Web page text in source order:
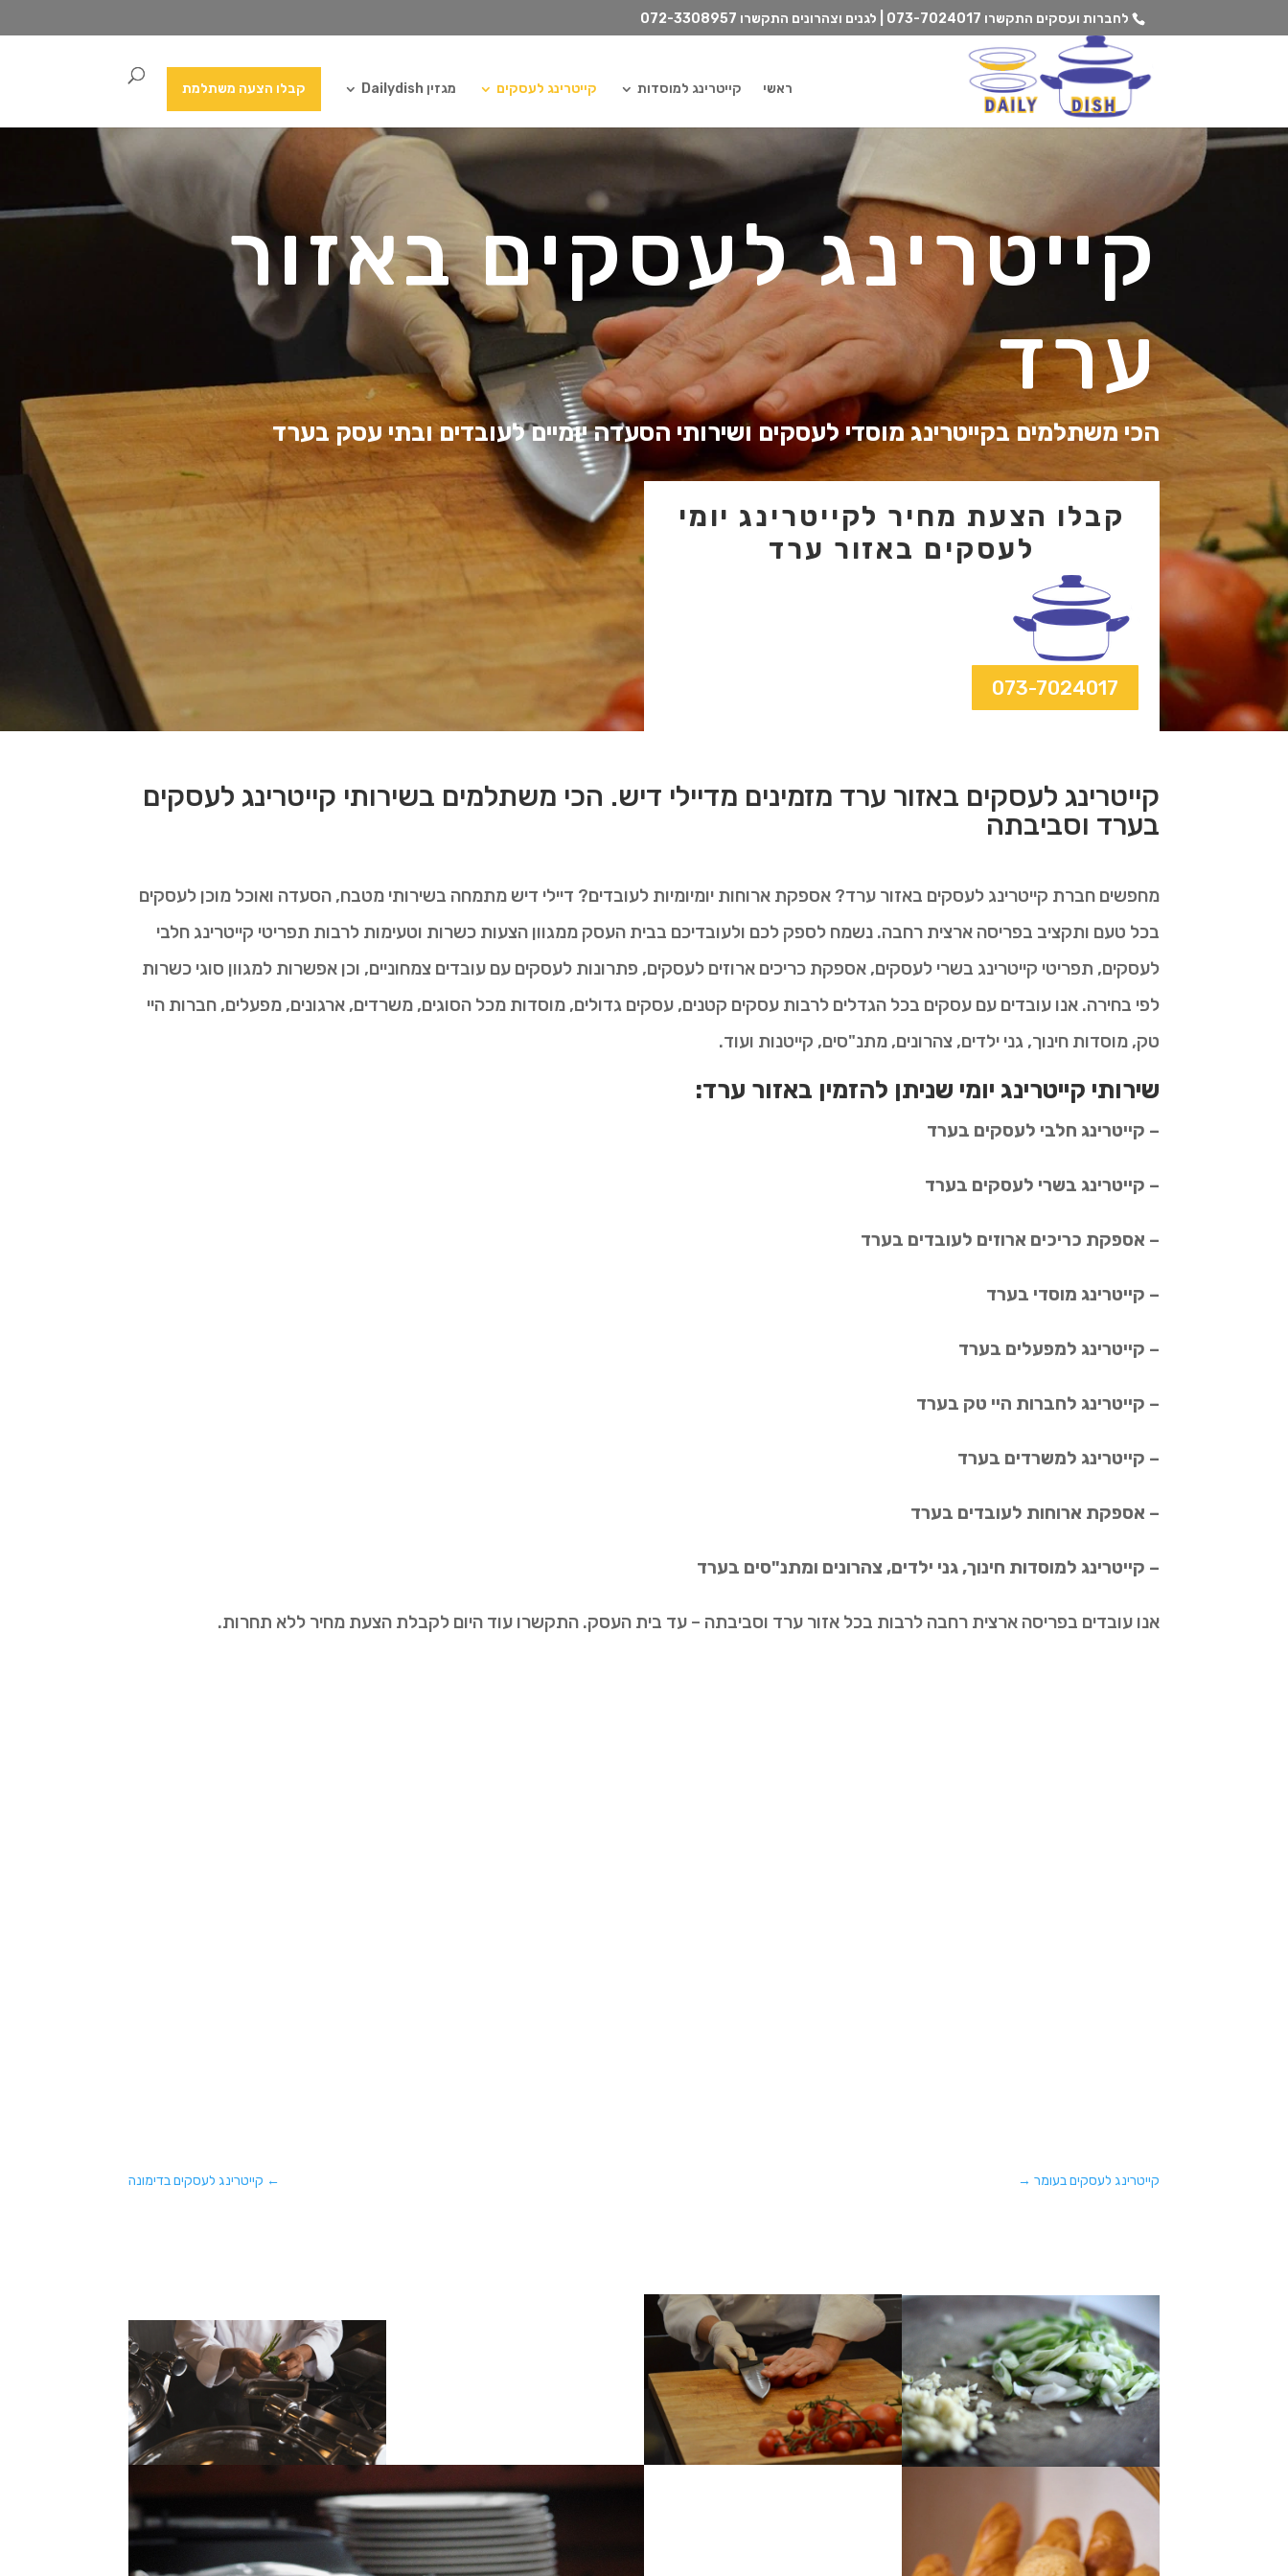
לחברות ועסקים התקשרו 073-7024017 | לגנים וצהרונים התקשרו 072-3308957
ראשי קייטרינג למוסדות קייטרינג לעסקים מגזין Dailydish קבלו הצעה משתלמת
קייטרינג לעסקים באזור
ערד
הכי משתלמים בקייטרינג מוסדי לעסקים ושירותי הסעדה יומיים לעובדים ובתי עסק בערד
קבלו הצעת מחיר לקייטרינג יומי
לעסקים באזור ערד
073-7024017
קייטרינג לעסקים באזור ערד מזמינים מדיילי דיש. הכי משתלמים בשירותי קייטרינג לעסקים
בערד וסביבתה
מחפשים חברת קייטרינג לעסקים באזור ערד? אספקת ארוחות יומיומיות לעובדים? דיילי דיש מתמחה בשירותי מטבח, הסעדה ואוכל מוכן לעסקים
בכל טעם ותקציב בפריסה ארצית רחבה. נשמח לספק לכם ולעובדיכם בבית העסק ממגוון הצעות כשרות וטעימות לרבות תפריטי קייטרינג חלבי
לעסקים, תפריטי קייטרינג בשרי לעסקים, אספקת כריכים ארוזים לעסקים, פתרונות לעסקים עם עובדים צמחוניים, וכן אפשרות למגוון סוגי כשרות
לפי בחירה. אנו עובדים עם עסקים בכל הגדלים לרבות עסקים קטנים, עסקים גדולים, מוסדות מכל הסוגים, משרדים, ארגונים, מפעלים, חברות היי
טק, מוסדות חינוך, גני ילדים, צהרונים, מתנ"סים, קייטנות ועוד.
שירותי קייטרינג יומי שניתן להזמין באזור ערד:
– קייטרינג חלבי לעסקים בערד
– קייטרינג בשרי לעסקים בערד
– אספקת כריכים ארוזים לעובדים בערד
– קייטרינג מוסדי בערד
– קייטרינג למפעלים בערד
– קייטרינג לחברות היי טק בערד
– קייטרינג למשרדים בערד
– אספקת ארוחות לעובדים בערד
– קייטרינג למוסדות חינוך, גני ילדים, צהרונים ומתנ"סים בערד
אנו עובדים בפריסה ארצית רחבה לרבות בכל אזור ערד וסביבתה – עד בית העסק. התקשרו עוד היום לקבלת הצעת מחיר ללא תחרות.
← קייטרינג לעסקים בדימונה קייטרינג לעסקים בעומר →